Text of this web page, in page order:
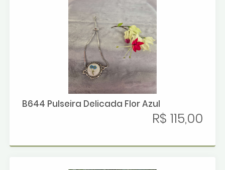
B644 Pulseira Delicada Flor Azul
R$ 115,00